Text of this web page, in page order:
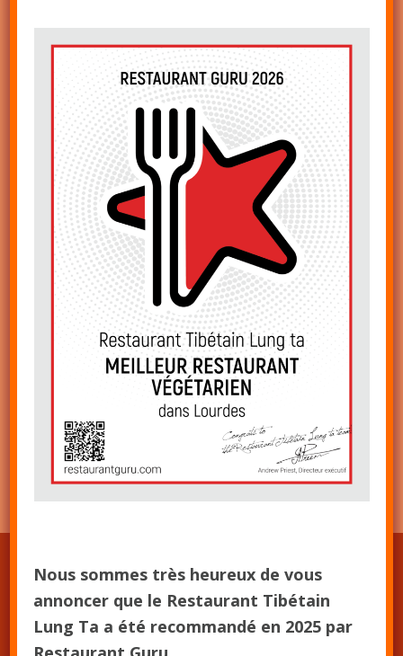
LES TÉMOIGNAGES
“Très bonne surprise ! Accueil simple
mais chaleureux dans ce petit
restaurant plein de charme et à la
belle décoration. Un service rapide
pour des plats et des desserts
excellents, qui permettent la
découverte des saveurs du Tibet. Un
excellent rapport qualité/prix !”
Mathieu Fourtané
Google reviews
Nous sommes très heureux de vous
annoncer que le Restaurant Tibétain
Lung Ta a été recommandé en 2025 par